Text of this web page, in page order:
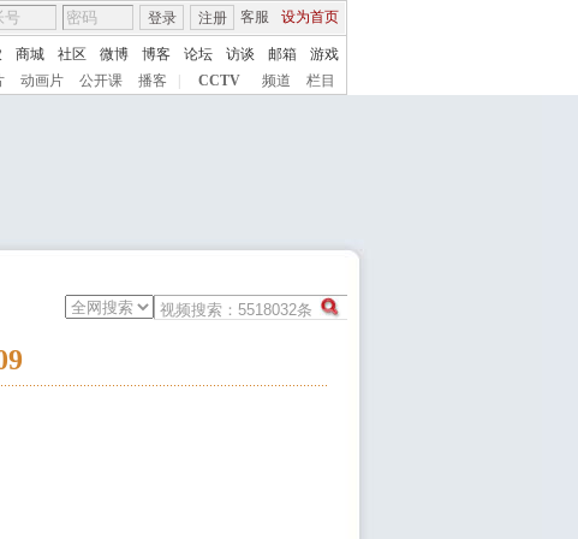
客服 设为首页
登录 注册
商城 社区 微博 博客 论坛 访谈 邮箱
游戏
动画片 公开课 播客 CCTV 频道 栏目